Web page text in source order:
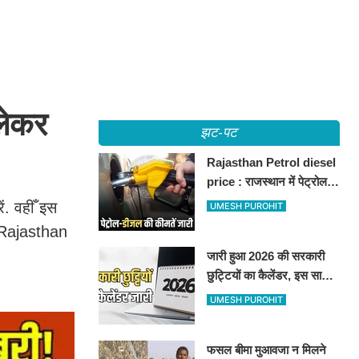
वहीँ इस
झट-पट
Rajasthan Petrol diesel
price : राजस्थान में पेट्रोल-
डीजल की कीमतें जारी, जानिए
UMESH PUROHIT
जारी हुआ 2026 की सरकारी
छुट्टियों का कैलेंडर, इस साल
कई बार मिलेगा लगातार
UMESH PUROHIT
फसल बीमा मुआवजा न मिलने